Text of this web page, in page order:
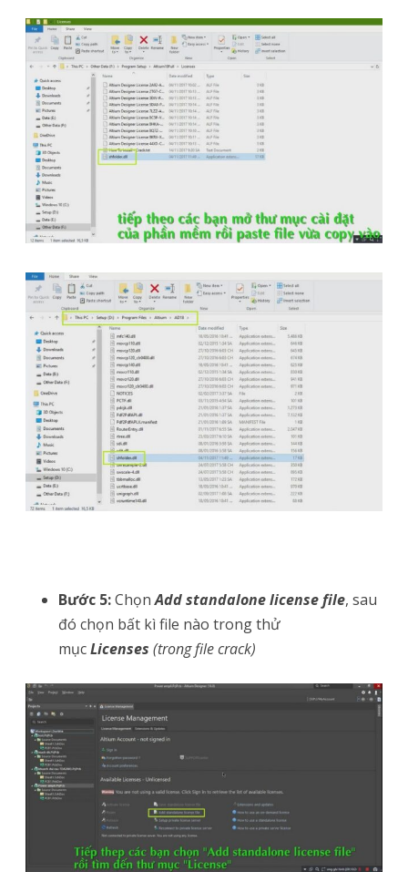
Bước 5:ChọnAdd standalone license file, sau
đó chọn bất kì file nào trong thử
mụcLicenses (trong file crack)